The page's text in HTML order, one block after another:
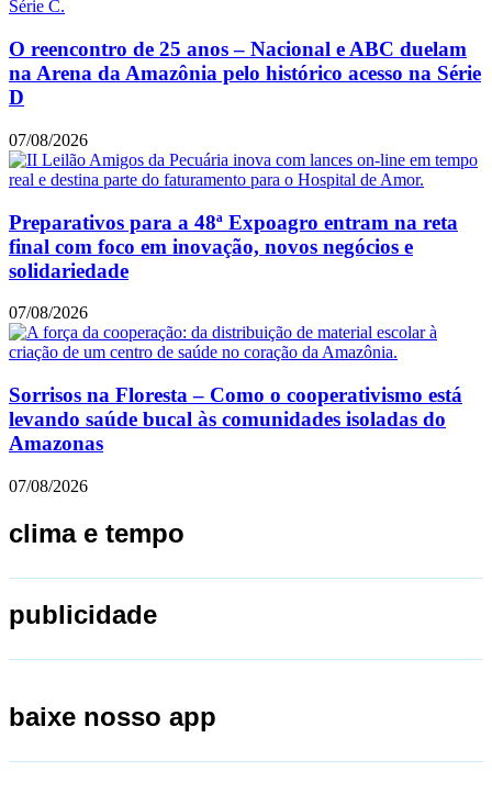
O reencontro de 25 anos – Nacional e ABC duelam
na Arena da Amazônia pelo histórico acesso na Série
D
07/08/2026
Preparativos para a 48ª Expoagro entram na reta
final com foco em inovação, novos negócios e
solidariedade
07/08/2026
Sorrisos na Floresta – Como o cooperativismo está
levando saúde bucal às comunidades isoladas do
Amazonas
07/08/2026
clima e tempo
publicidade
baixe nosso app